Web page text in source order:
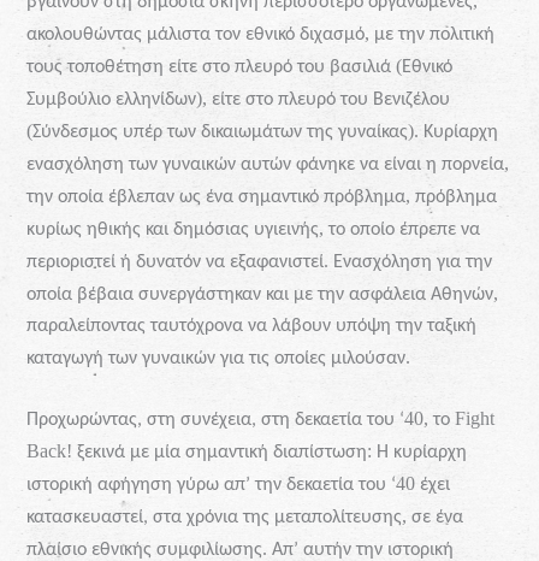
ακολουθώντας μάλιστα τον εθνικό διχασμό, με την πολιτική
τους τοποθέτηση είτε στο πλευρό του βασιλιά (Εθνικό
Συμβούλιο ελληνίδων), είτε στο πλευρό του Βενιζέλου
(Σύνδεσμος υπέρ των δικαιωμάτων της γυναίκας). Κυρίαρχη
ενασχόληση των γυναικών αυτών φάνηκε να είναι η πορνεία,
την οποία έβλεπαν ως ένα σημαντικό πρόβλημα,πρόβλημα
κυρίως ηθικής και δημόσιας υγιεινής,το οποίο έπρεπε να
περιοριστεί ή δυνατόν να εξαφανιστεί. Ενασχόληση για την
οποία βέβαια συνεργάστηκαν και με την ασφάλεια Αθηνών,
παραλείποντας ταυτόχρονα να λάβουν υπόψη την ταξική
καταγωγή των γυναικών για τις οποίες μιλούσαν.
Προχωρώντας, στη συνέχεια, στη δεκαετία του ‘40,το Fight
Back!ξεκινά με μία σημαντική διαπίστωση: Η κυρίαρχη
ιστορική αφήγηση γύρω απ’ την δεκαετία του ‘40έχει
κατασκευαστεί, στα χρόνια της μεταπολίτευσης,σε ένα
πλαίσιο εθνικής συμφιλίωσης.Απ’ αυτήν την ιστορική